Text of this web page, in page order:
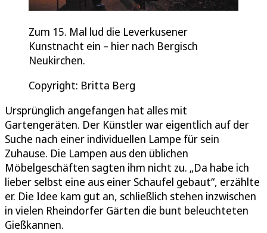
Zum 15. Mal lud die Leverkusener
Kunstnacht ein – hier nach Bergisch
Neukirchen.
Copyright: Britta Berg
Ursprünglich angefangen hat alles mit
Gartengeräten. Der Künstler war eigentlich auf der
Suche nach einer individuellen Lampe für sein
Zuhause. Die Lampen aus den üblichen
Möbelgeschäften sagten ihm nicht zu. „Da habe ich
lieber selbst eine aus einer Schaufel gebaut“, erzählte
er. Die Idee kam gut an, schließlich stehen inzwischen
in vielen Rheindorfer Gärten die bunt beleuchteten
Gießkannen.